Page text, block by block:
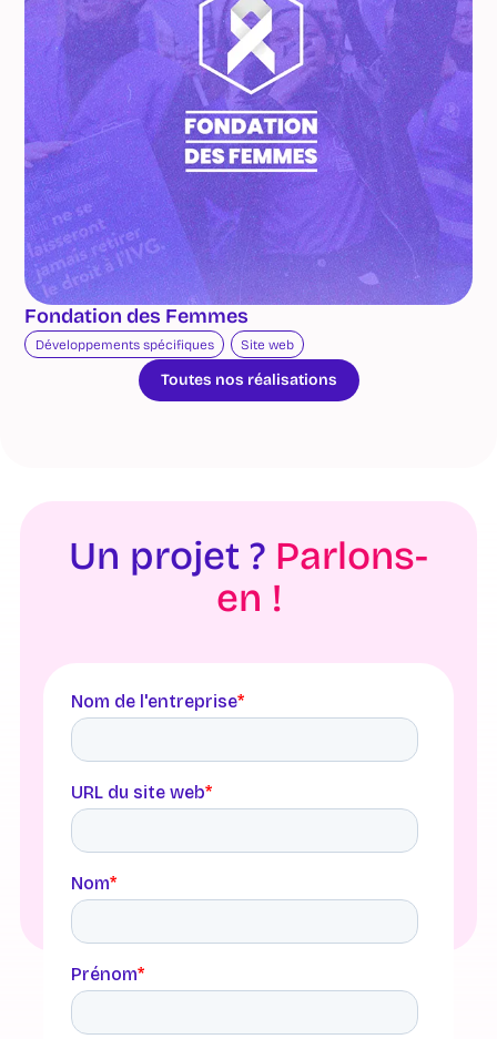
Fondation des Femmes
Développements spécifiques Site web
Toutes nos réalisations
Un projet ? Parlons-
en !